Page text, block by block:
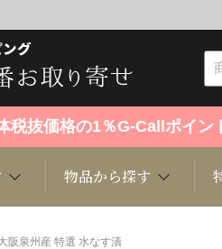
税抜価格の1％G-Callポイ
物品から探す
阪泉州産 特選 水なす漬